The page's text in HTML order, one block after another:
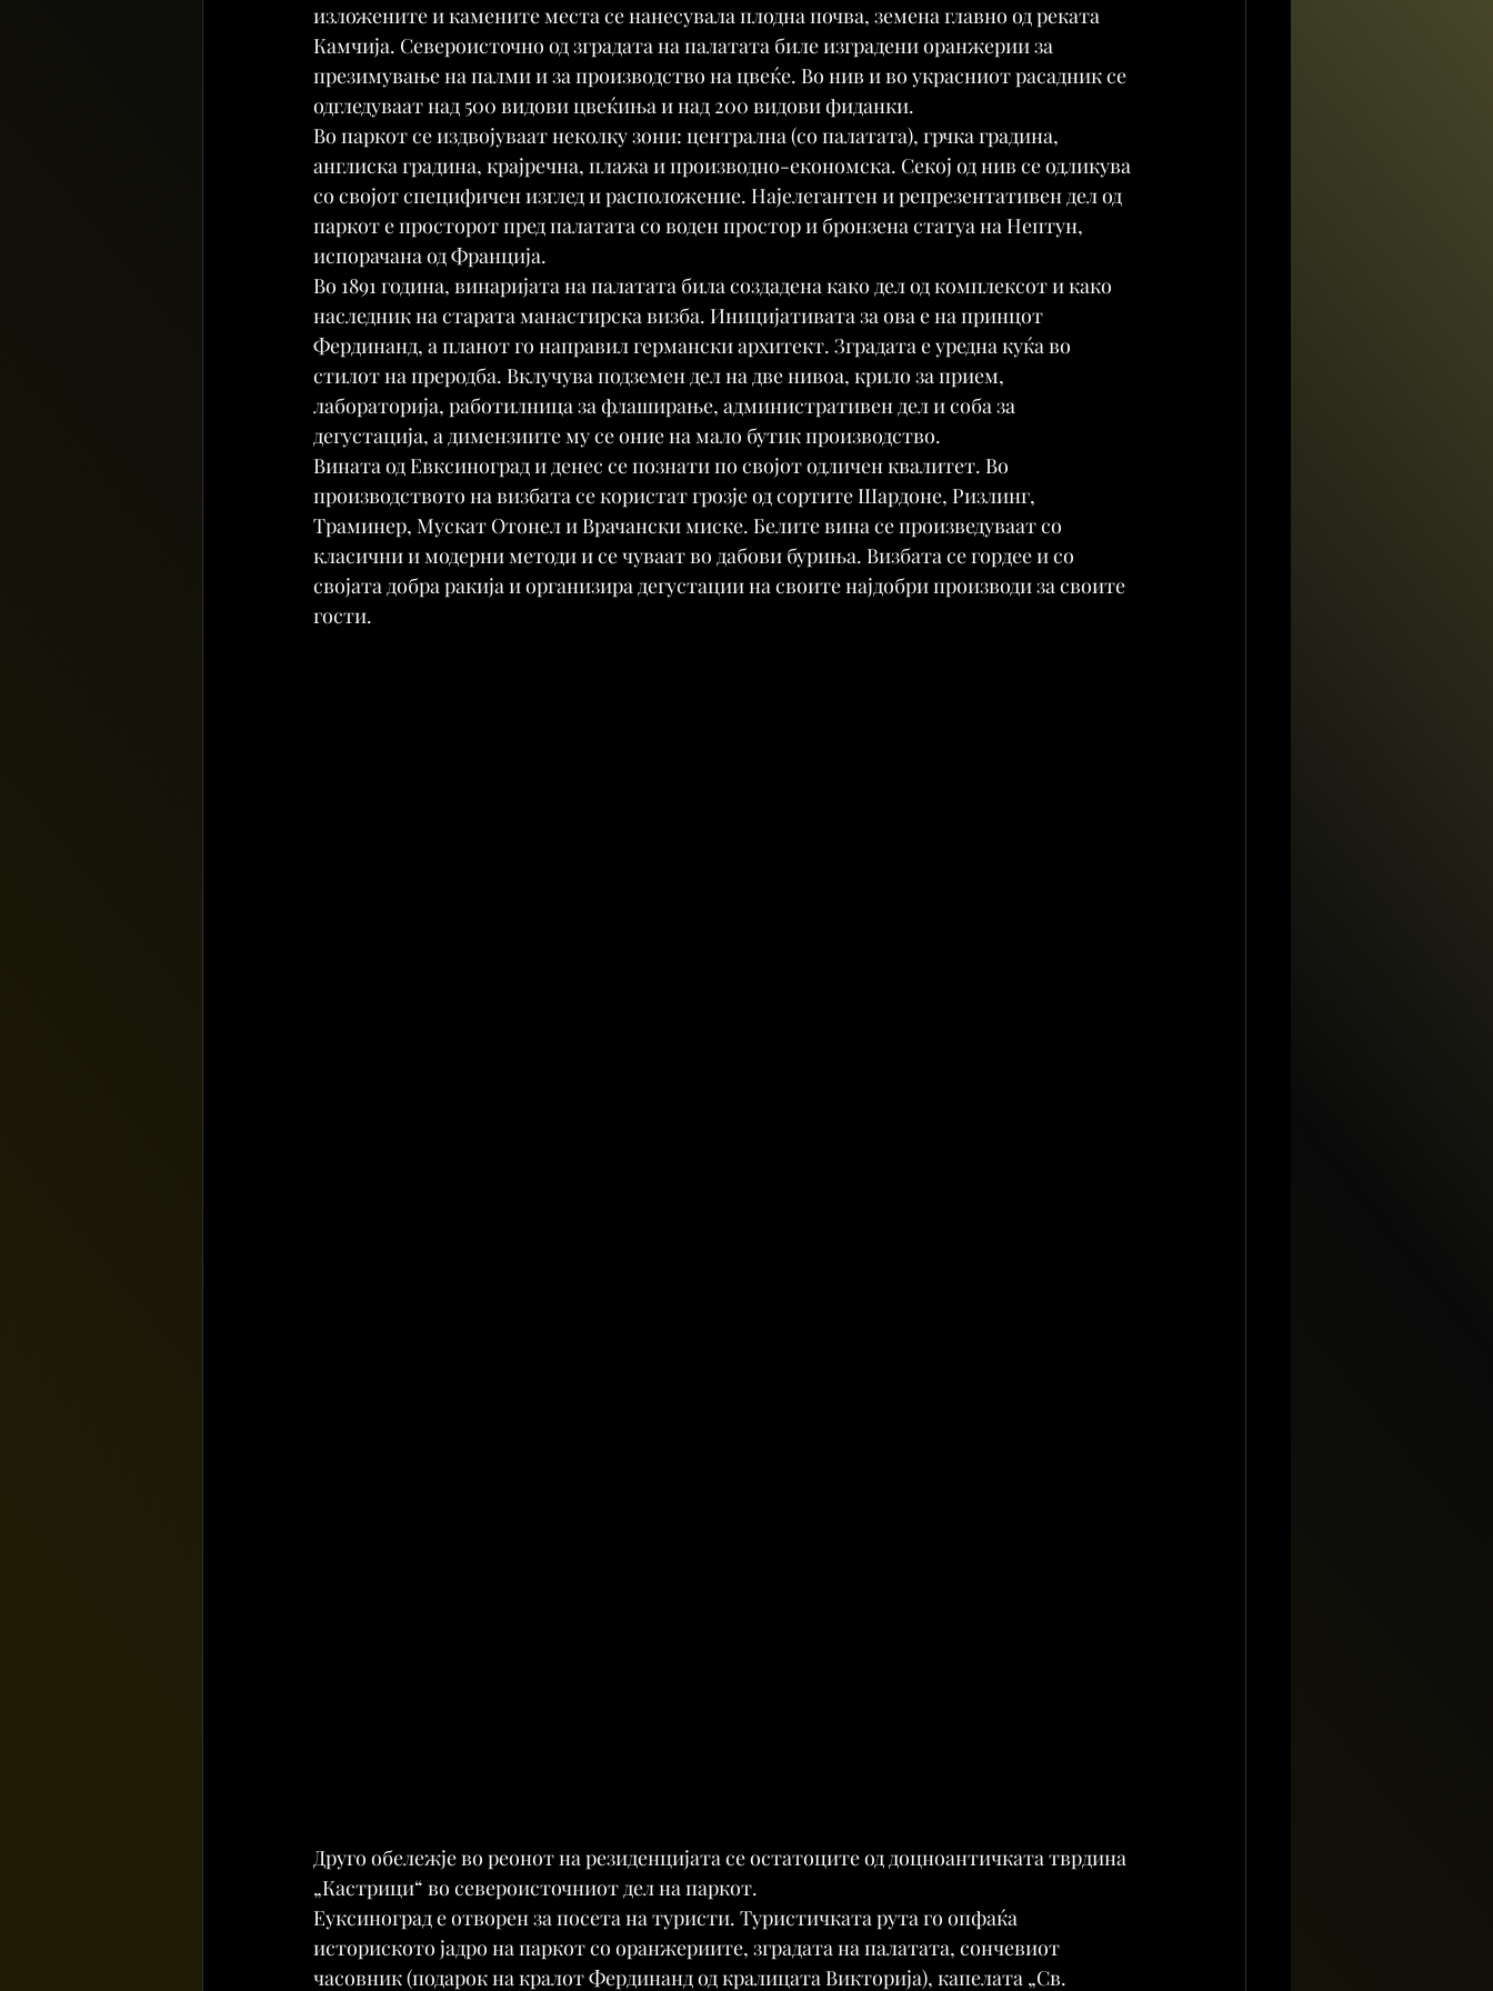
изложените и камените места се нанесувала плодна почва, земена главно од реката
Камчија. Североисточно од зградата на палатата биле изградени оранжерии за
презимување на палми и за производство на цвеќе. Во нив и во украсниот расадник се
одгледуваат над 500 видови цвеќиња и над 200 видови фиданки.
Во паркот се издвојуваат неколку зони: централна (со палатата), грчка градина,
англиска градина, крајречна, плажа и производно-економска. Секој од нив се одликува
со својот специфичен изглед и расположение. Најелегантен и репрезентативен дел од
паркот е просторот пред палатата со воден простор и бронзена статуа на Нептун,
испорачана од Франција.
Во 1891 година, винаријата на палатата била создадена како дел од комплексот и како
наследник на старата манастирска визба. Иницијативата за ова е на принцот
Фердинанд, а планот го направил германски архитект. Зградата е уредна куќа во
стилот на преродба. Вклучува подземен дел на две нивоа, крило за прием,
лабораторија, работилница за флаширање, административен дел и соба за
дегустација, а димензиите му се оние на мало бутик производство.
Вината од Евксиноград и денес се познати по својот одличен квалитет. Во
производството на визбата се користат грозје од сортите Шардоне, Ризлинг,
Траминер, Мускат Отонел и Врачански миске. Белите вина се произведуваат со
класични и модерни методи и се чуваат во дабови буриња. Визбата се гордее и со
својата добра ракија и организира дегустации на своите најдобри производи за своите
гости.
Друго обележје во реонот на резиденцијата се остатоците од доцноантичката тврдина
„Кастрици“ во североисточниот дел на паркот.
Еуксиноград е отворен за посета на туристи. Туристичката рута го опфаќа
историското јадро на паркот со оранжериите, зградата на палатата, сончевиот
часовник (подарок на кралот Фердинанд од кралицата Викторија), капелата „Св.